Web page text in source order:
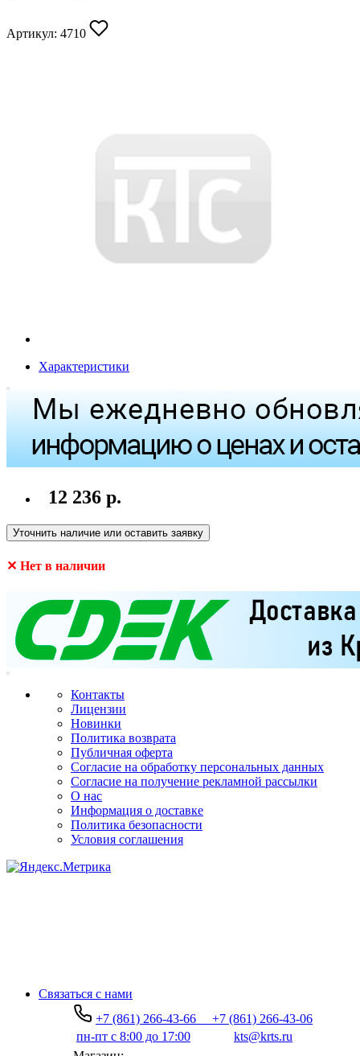
Артикул: 4710
Характеристики
12 236 р.
Уточнить наличие или оставить заявку
✕ Нет в наличии
Контакты
Лицензии
Новинки
Политика возврата
Публичная оферта
Согласие на обработку персональных данных
Согласие на получение рекламной рассылки
О нас
Информация о доставке
Политика безопасности
Условия соглашения
Связаться с нами
+7 (861) 266-43-66
+7 (861) 266-43-06
пн-пт с 8:00 до 17:00
kts@krts.ru